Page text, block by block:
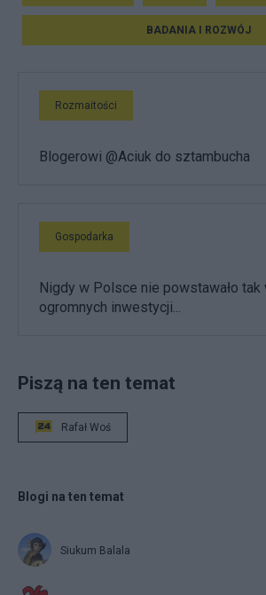
BADANIA I ROZWÓJ
Rozmaitości
Blogerowi @Aciuk do sztambucha
Gospodarka
Nigdy w Polsce nie powstawało tak
ogromnych inwestycji...
Piszą na ten temat
Rafał Woś
Blogi na ten temat
Siukum Balala